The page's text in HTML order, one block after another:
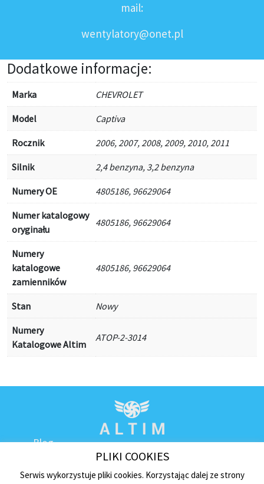
mail:
wentylatory@onet.pl
Dodatkowe informacje:
Marka CHEVROLET
Model Captiva
Rocznik 2006, 2007, 2008, 2009, 2010, 2011
Silnik 2,4 benzyna, 3,2 benzyna
Numery OE 4805186, 96629064
Numer katalogowy
oryginału
4805186, 96629064
Numery
katalogowe
zamienników
4805186, 96629064
Stan Nowy
Numery
Katalogowe Altim
ATOP-2-3014
Blog
Regulamin sklepu
PLIKI COOKIES
Serwis wykorzystuje pliki cookies. Korzystając dalej ze strony